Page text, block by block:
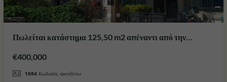
Πωλείται κατάστημα 125,50 m2 απέναντι από την
€400,000
1684 Κωδικός ακινήτου